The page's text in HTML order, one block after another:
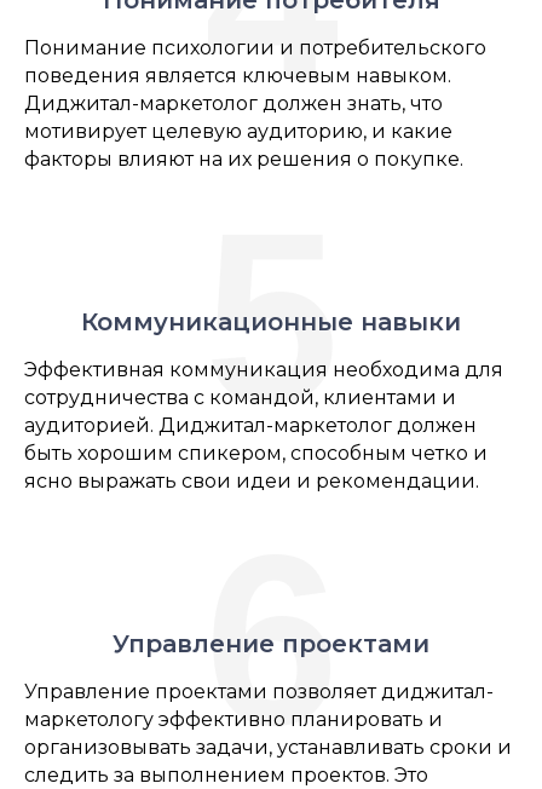
Понимание психологии и потребительского
поведения является ключевым навыком.
Диджитал-маркетолог должен знать, что
мотивирует целевую аудиторию, и какие
факторы влияют на их решения о покупке.
Коммуникационные навыки
Эффективная коммуникация необходима для
сотрудничества с командой, клиентами и
аудиторией. Диджитал-маркетолог должен
быть хорошим спикером, способным четко и
ясно выражать свои идеи и рекомендации.
5
Управление проектами
Управление проектами позволяет диджитал-
маркетологу эффективно планировать и
организовывать задачи, устанавливать сроки и
следить за выполнением проектов. Это
6